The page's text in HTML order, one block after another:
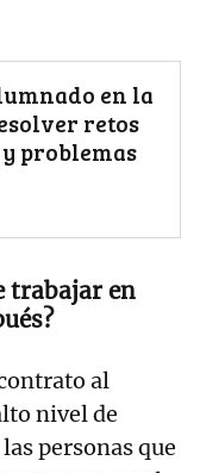
en la
retos
problemas
trabajar en
al
nivel de
personas que